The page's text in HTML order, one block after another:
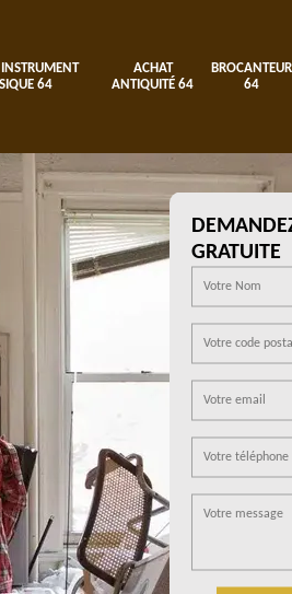
INSTRUMENT
64
ACHAT
ANTIQUITÉ 64
BROCANTEUR
64
GRATUITE